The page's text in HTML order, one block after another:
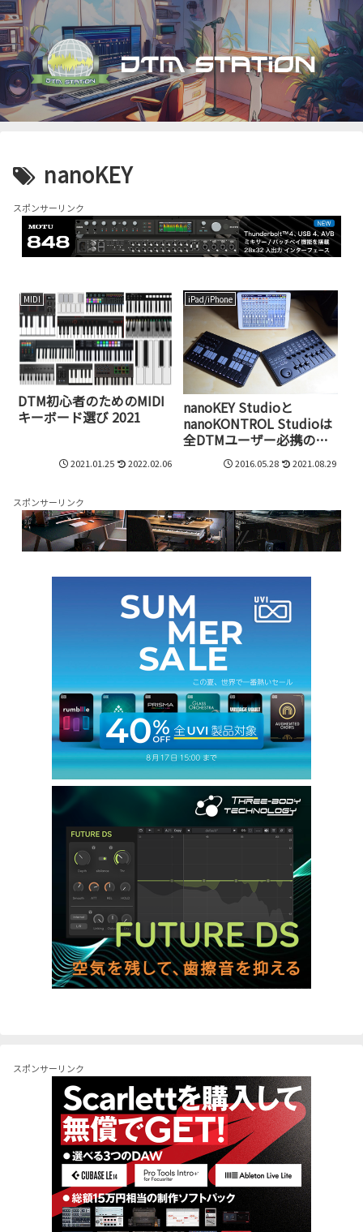
nanoKEY
スポンサーリンク
MIDI
DTM初心者のためのMIDI
キーボード選び 2021
2021.01.25 2022.02.06
iPad/iPhone
nanoKEY Studioと
nanoKONTROL Studioは
全DTMユーザー必携の
Bluetoothデバイスだ！
2016.05.28 2021.08.29
スポンサーリンク
スポンサーリンク